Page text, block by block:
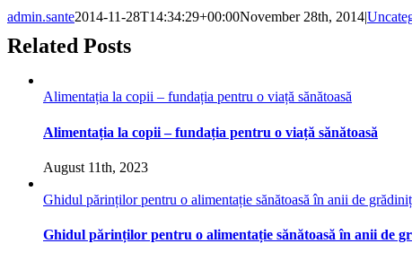
admin.sante2014-11-28T14:34:29+00:00November 28th, 2014|
Related Posts
Alimentația la copii – fundația pentru o viață sănătoasă
Alimentația la copii – fundația pentru o viață sănătoasă
August 11th, 2023
Ghidul părinților pentru o alimentație sănătoasă în anii de
Ghidul părinților pentru o alimentație sănătoasă în anii de